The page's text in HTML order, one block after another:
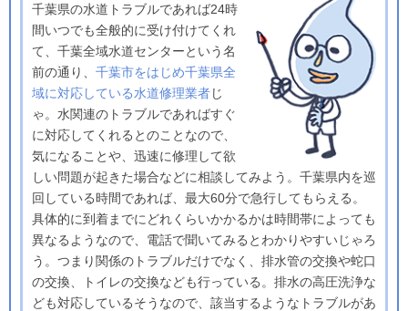
千葉県の水道トラブルであれば24時
間いつでも全般的に受け付けてくれ
て、千葉全域水道センターという名
前の通り、 千葉市をはじめ千葉県全
域に対応している水道修理業者じ
ゃ。水関連のトラブルであればすぐ
に対応してくれるとのことなので、
気になることや、迅速に修理して欲
しい問題が起きた場合などに相談してみよう。千葉県内を巡
回している時間であれば、最大60分で急行してもらえる。
具体的に到着までにどれくらいかかるかは時間帯によっても
異なるようなので、電話で聞いてみるとわかりやすいじゃろ
う。つまり関係のトラブルだけでなく、排水管の交換や蛇口
の交換、トイレの交換なども行っている。排水の高圧洗浄な
ども対応しているそうなので、該当するようなトラブルがあ